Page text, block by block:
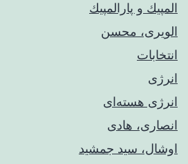
المپيك و پارالمپيك
الویری، محسن
انتخابات
انرژی
انرژی هسته‌ای
انصاری، هادی
اوشال، سید جمشید